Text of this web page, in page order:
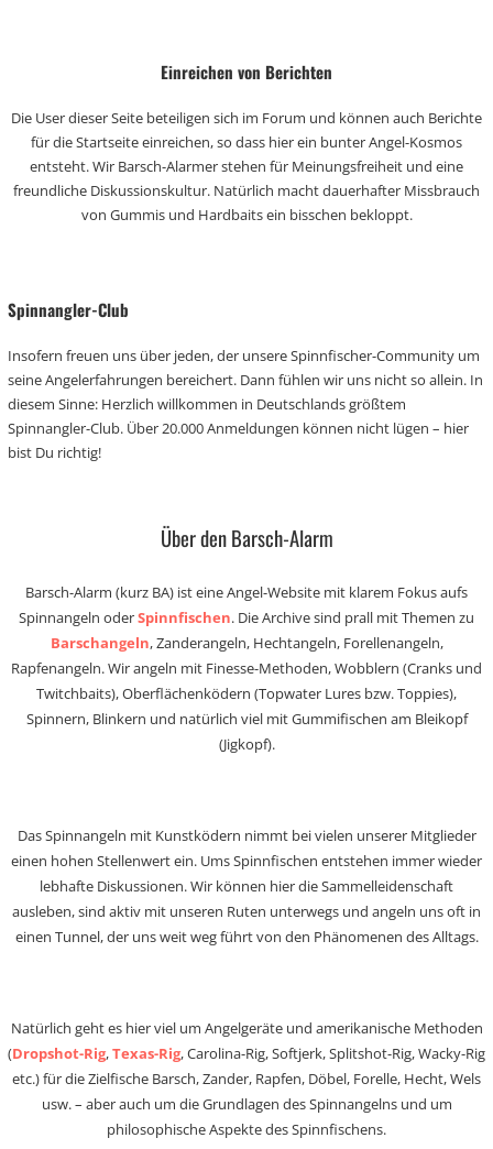
Einreichen von Berichten
Die User dieser Seite beteiligen sich im Forum und können auch Berichte
für die Startseite einreichen, so dass hier ein bunter Angel-Kosmos
entsteht. Wir Barsch-Alarmer stehen für Meinungsfreiheit und eine
freundliche Diskussionskultur. Natürlich macht dauerhafter Missbrauch
von Gummis und Hardbaits ein bisschen bekloppt.
Spinnangler-Club
Insofern freuen uns über jeden, der unsere Spinnfischer-Community um
seine Angelerfahrungen bereichert. Dann fühlen wir uns nicht so allein. In
diesem Sinne: Herzlich willkommen in Deutschlands größtem
Spinnangler-Club. Über 20.000 Anmeldungen können nicht lügen – hier
bist Du richtig!
Über den Barsch-Alarm
Barsch-Alarm (kurz BA) ist eine Angel-Website mit klarem Fokus aufs
Spinnangeln oderSpinnfischen. Die Archive sind prall mit Themen zu
Barschangeln, Zanderangeln, Hechtangeln, Forellenangeln,
Rapfenangeln. Wir angeln mit Finesse-Methoden, Wobblern (Cranks und
Twitchbaits), Oberflächenködern (Topwater Lures bzw. Toppies),
Spinnern, Blinkern und natürlich viel mit Gummifischen am Bleikopf
(Jigkopf).
Das Spinnangeln mit Kunstködern nimmt bei vielen unserer Mitglieder
einen hohen Stellenwert ein. Ums Spinnfischen entstehen immer wieder
lebhafte Diskussionen. Wir können hier die Sammelleidenschaft
ausleben, sind aktiv mit unseren Ruten unterwegs und angeln uns oft in
einen Tunnel, der uns weit weg führt von den Phänomenen des Alltags.
Natürlich geht es hier viel um Angelgeräte und amerikanische Methoden
(Dropshot-Rig,Texas-Rig, Carolina-Rig, Softjerk, Splitshot-Rig, Wacky-Rig
etc.) für die Zielfische Barsch, Zander, Rapfen, Döbel, Forelle, Hecht, Wels
usw. – aber auch um die Grundlagen des Spinnangelns und um
philosophische Aspekte des Spinnfischens.